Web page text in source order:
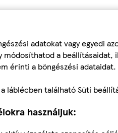
adatokat vagy egyedi
módosíthatod a
érinti a böngészési
láblécben található Süti
használjuk: